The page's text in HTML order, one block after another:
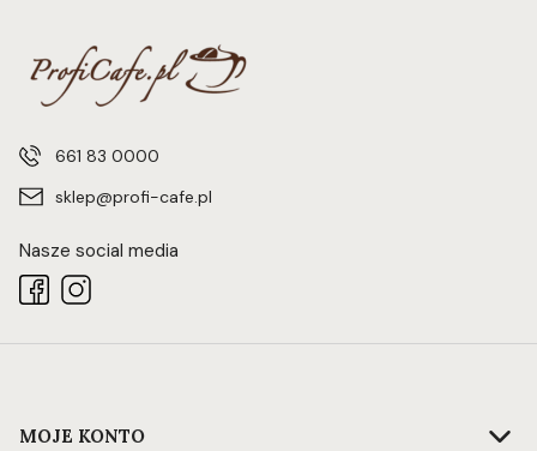
661 83 0000
sklep@profi-cafe.pl
Nasze social media
Linki w stopce
MOJE KONTO